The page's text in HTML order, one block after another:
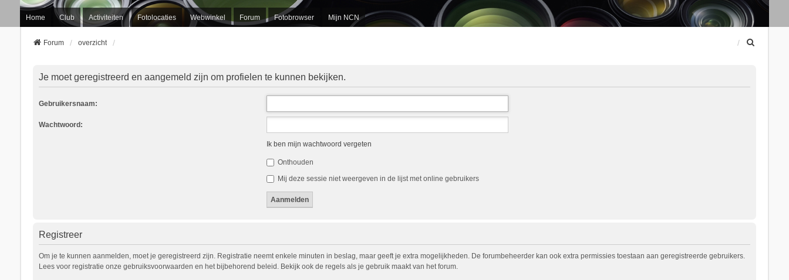
Home Club Activiteiten Fotolocaties Webwinkel Forum Fotobrowser Mijn NCN
Forum overzicht
Je moet geregistreerd en aangemeld zijn om profielen te kunnen bekijken.
Gebruikersnaam:
Wachtwoord:
Ik ben mijn wachtwoord vergeten
Onthouden
Mij deze sessie niet weergeven in de lijst met online gebruikers
Registreer
Om je te kunnen aanmelden, moet je geregistreerd zijn. Registratie neemt enkele minuten in beslag, maar geeft je extra mogelijkheden. De forumbeheerder kan ook extra permissies toestaan aan geregistreerde gebruikers.
Lees voor registratie onze gebruiksvoorwaarden en het bijbehorend beleid. Bekijk ook de regels als je gebruik maakt van het forum.